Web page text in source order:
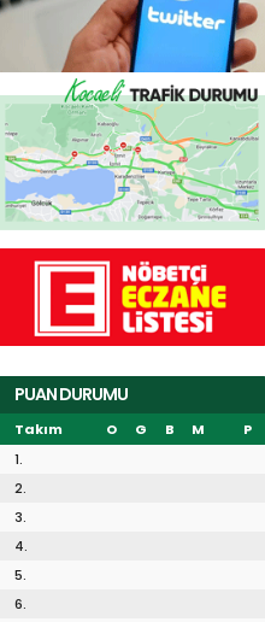
PUAN DURUMU
Takım O G B M
P
1.
2.
3.
4.
5.
6.